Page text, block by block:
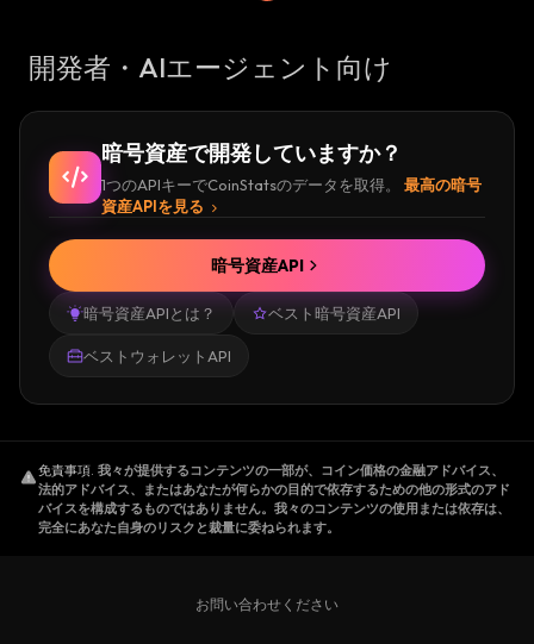
開発者・AIエージェント向け
暗号資産で開発していますか？
1つのAPIキーでCoinStatsのデータを取得。
最高の暗号
資産APIを見る
暗号資産APIとは？ ベスト暗号資産API
ベストウォレットAPI
暗号資産API
免責事項. 我々が提供するコンテンツの一部が、コイン価格の金融アドバイス、
法的アドバイス、またはあなたが何らかの目的で依存するための他の形式のアド
バイスを構成するものではありません。我々のコンテンツの使用または依存は、
完全にあなた自身のリスクと裁量に委ねられます。
お問い合わせください